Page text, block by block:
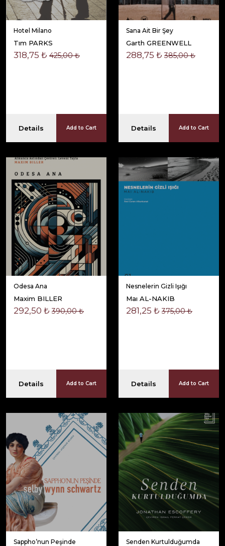
Hotel Milano
Tım PARKS
318,75 ₺ 425,00 ₺
Details Add to Cart
Sana Ait Bir Şey
Garth GREENWELL
288,75 ₺ 385,00 ₺
Details Add to Cart
Odesa Ana
Maxim BILLER
292,50 ₺ 390,00 ₺
Details Add to Cart
Nesnelerin Gizli Işığı
Maı AL-NAKIB
281,25 ₺ 375,00 ₺
Details Add to Cart
Sappho’nun Peşinde Senden Kurtulduğumda